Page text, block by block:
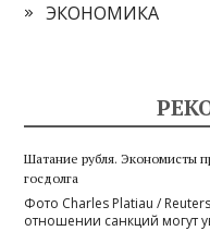
ЭКОНОМИКА
Шатание рубля. Экономисты
госдолга
Фото Charles Platiau /
отношении санкций могут